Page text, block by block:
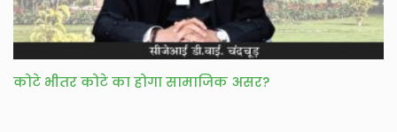
कोटे भीतर कोटे का होगा सामाजिक असर?